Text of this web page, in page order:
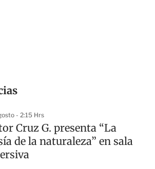
- 2:15 Hrs
Cruz G. presenta “La
de la naturaleza” en sala